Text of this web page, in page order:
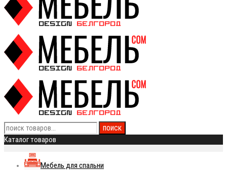
Каталог товаров
Мебель для спальни